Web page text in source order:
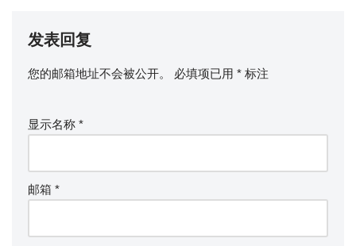
发表回复
您的邮箱地址不会被公开。 必填项已用 * 标注
显示名称 *
邮箱 *